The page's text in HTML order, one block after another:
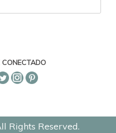
Rights Reserved.